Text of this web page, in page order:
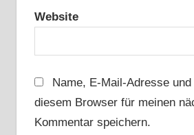
Website
Name, E-Mail-Adresse
diesem Browser für meinen
Kommentar speichern.